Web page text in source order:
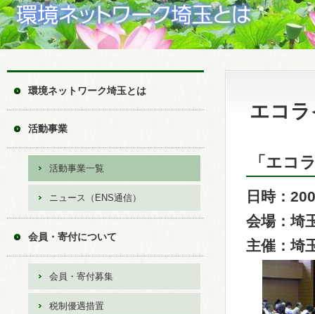
エコ
「エコ
日時：
会場：埼
主催：埼
環境ネットワーク埼玉とは
活動事業
活動事業一覧
ニュース（ENS通信）
会員・寄付について
会員・寄付募集
税制優遇措置